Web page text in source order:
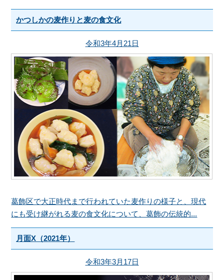
かつしかの麦作りと麦の食文化
令和3年4月21日
葛飾区で大正時代まで行われていた麦作りの様子と、現代
にも受け継がれる麦の食文化について、葛飾の伝統的...
月面X（2021年）
令和3年3月17日